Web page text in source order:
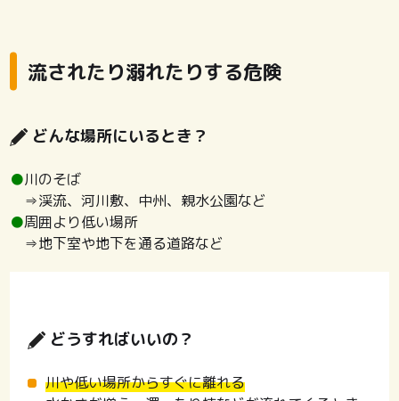
流されたり溺れたりする危険
どんな場所にいるとき？
●川のそば
⇒渓流、河川敷、中州、親水公園など
●周囲より低い場所
⇒地下室や地下を通る道路など
どうすればいいの？
川や低い場所からすぐに離れる